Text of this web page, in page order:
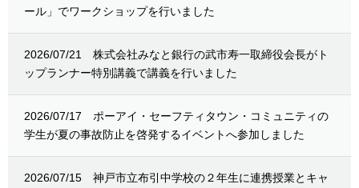
ール」でワークショップを行いました
2026/07/21
株式会社みなと銀行の武市寿一取締役会長がト
ップランナー特別講義で講義を行いました
2026/07/17
ポーアイ・セーフティタウン・コミュニティの
学生が夏の事故防止を啓発するイベントへ参加しました
2026/07/15
神戸市立布引中学校の２年生に連携授業とキャ